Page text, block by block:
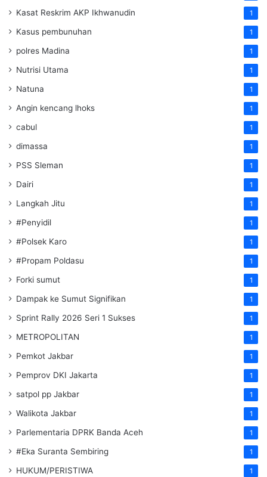
Kasat Reskrim AKP Ikhwanudin 1
Kasus pembunuhan 1
polres Madina 1
Nutrisi Utama 1
Natuna 1
Angin kencang lhoks 1
cabul 1
dimassa 1
PSS Sleman 1
Dairi 1
Langkah Jitu 1
#Penyidil 1
#Polsek Karo 1
#Propam Poldasu 1
Forki sumut 1
Dampak ke Sumut Signifikan 1
Sprint Rally 2026 Seri 1 Sukses 1
METROPOLITAN 1
Pemkot Jakbar 1
Pemprov DKI Jakarta 1
satpol pp Jakbar 1
Walikota Jakbar 1
Parlementaria DPRK Banda Aceh 1
#Eka Suranta Sembiring 1
HUKUM/PERISTIWA 1